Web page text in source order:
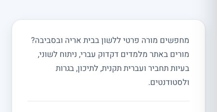
מחפשים מורה פרטי ללשון בבית אריה ובסביבה?
מורים באתר מלמדים דקדוק עברי, ניתוח לשוני,
בעיות תחביר ועברית תקנית, לתיכון, בגרות
ולסטודנטים.